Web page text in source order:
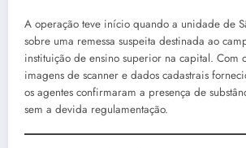
A operação teve início quando a unidade de
sobre uma remessa suspeita destinada ao
instituição de ensino superior na capital. Com
imagens de scanner e dados cadastrais
os agentes confirmaram a presença de
sem a devida regulamentação.